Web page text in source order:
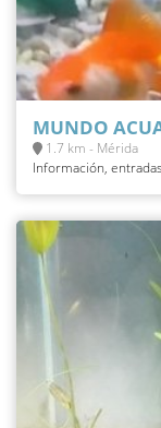
MUNDO
1.7 km - Mérida
Información,